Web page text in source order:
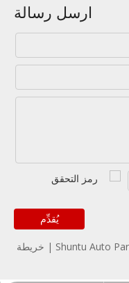
ارسل رسالة
يُقدِّم
خريطة